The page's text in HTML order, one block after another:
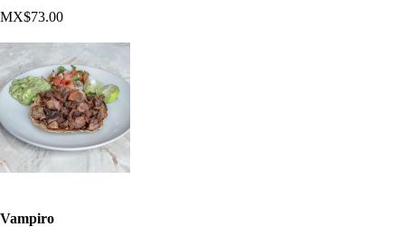
MX$73.00
Vampiro